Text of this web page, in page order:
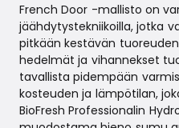
French Door -mallisto on
jäähdytystekniikoilla, jotka
pitkään kestävän
hedelmät ja vihannekset
tavallista pidempään
kosteuden ja lämpötilan,
BioFresh Professionalin